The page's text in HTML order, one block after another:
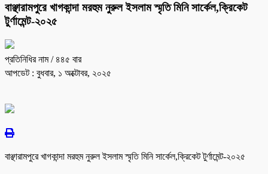
বাঞ্ছারামপুরে খাগকান্দা মরহুম নুরুল ইসলাম স্মৃতি মিনি সার্কেল,ক্রিকেট
টুর্ণামেন্ট-২০২৫
প্রতিনিধির নাম/ ৪৪৫ বার
আপডেট : বুধবার, ১ অক্টোবর, ২০২৫
বাঞ্ছারামপুরে খাগকান্দা মরহুম নুরুল ইসলাম স্মৃতি মিনি সার্কেল,ক্রিকেট টুর্ণামেন্ট-২০২৫